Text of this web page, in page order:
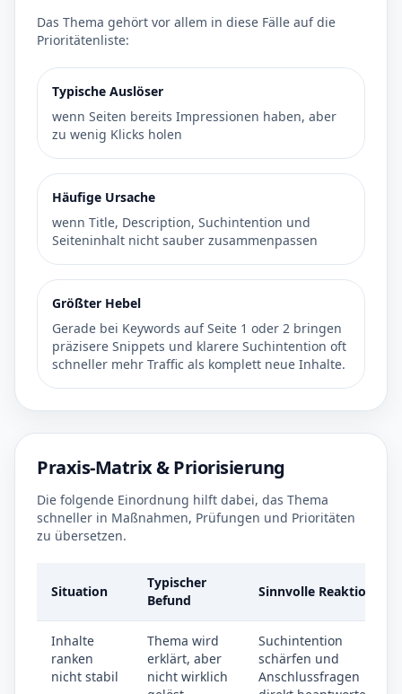
Das Thema gehört vor allem in diese Fälle auf die
Prioritätenliste:
Typische Auslöser
wenn Seiten bereits Impressionen haben, aber
zu wenig Klicks holen
Häufige Ursache
wenn Title, Description, Suchintention und
Seiteninhalt nicht sauber zusammenpassen
Größter Hebel
Gerade bei Keywords auf Seite 1 oder 2 bringen
präzisere Snippets und klarere Suchintention oft
schneller mehr Traffic als komplett neue Inhalte.
Praxis-Matrix & Priorisierung
Die folgende Einordnung hilft dabei, das Thema
schneller in Maßnahmen, Prüfungen und Prioritäten
zu übersetzen.
Situation
Typischer
Befund
Sinnvolle Reaktion
Inhalte
ranken
nicht stabil
Thema wird
erklärt, aber
nicht wirklich
Suchintention
schärfen und
Anschlussfragen